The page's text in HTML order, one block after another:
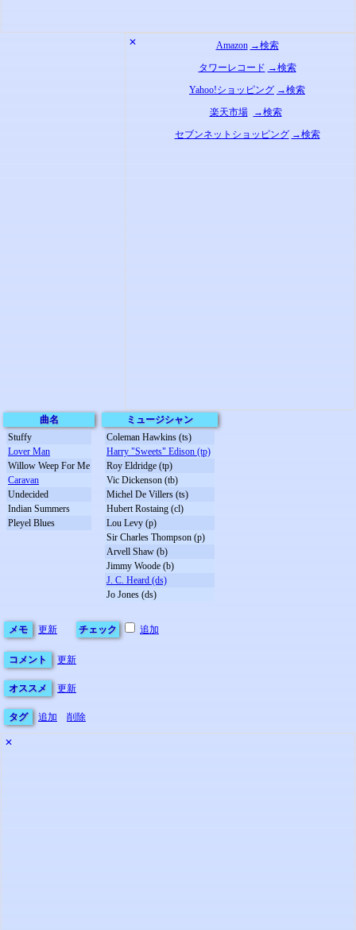
✕ Amazon →検索
タワーレコード →検索
Yahoo!ショッピング →検索
楽天市場
→検索
セブンネットショッピング →検索
曲名
Stuffy
Lover Man
Willow Weep For Me
Caravan
Undecided
Indian Summers
Pleyel Blues
ミュージシャン
Coleman Hawkins (ts)
Harry "Sweets" Edison (tp)
Roy Eldridge (tp)
Vic Dickenson (tb)
Michel De Villers (ts)
Hubert Rostaing (cl)
Lou Levy (p)
Sir Charles Thompson (p)
Arvell Shaw (b)
Jimmy Woode (b)
J. C. Heard (ds)
Jo Jones (ds)
メモ 更新 チェック 追加
コメント 更新
オススメ 更新
タグ 追加 削除
✕